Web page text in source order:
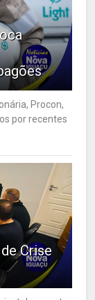
Procon,
por recentes
Crise